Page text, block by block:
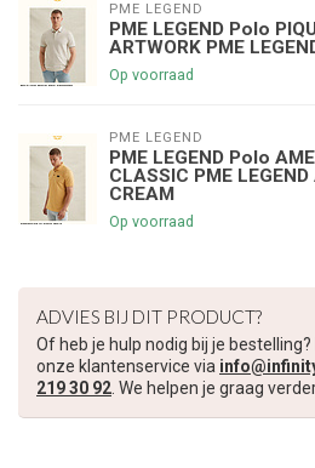
PME LEGEND
PME LEGEND Polo
ARTWORK PME
Op voorraad
PME LEGEND
PME LEGEND Polo
CLASSIC PME
CREAM
Op voorraad
ADVIES BIJ DIT PRODUCT?
Of heb je hulp nodig bij je
onze klantenservice via
219 30 92. We helpen je graag
Schrijf je in voor onze nieuwsbrief
over onze nieuwe collectie, en
volgende